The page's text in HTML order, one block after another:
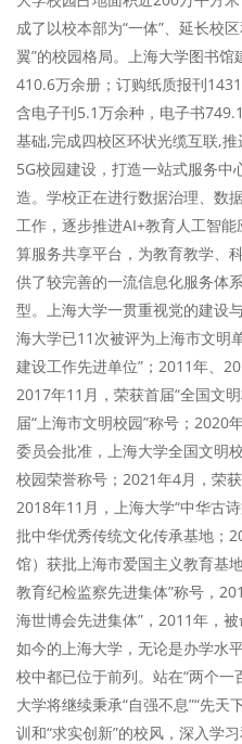
成了以校本部为“一体”、延长校
翼”的校园格局。上海大学图书
410.6万余册；订购纸质报刊
含电子刊5.1万余种，电子书
基础,完成四校区环状光缆互联,
5G校园建设，打造一站式服务
造。学校正在进行数据治理、数
工作，逐步推进AI+教育人工智
算服务共享平台，为教育教学、
供了较完善的一流信息化服务体
型。上海大学一贯重视党的建设
海大学已11次被评为上海市文明
建设工作先进单位”；2011年、
2017年11月，荣获首届“全国文
届“上海市文明校园”称号；2020
委员会批准，上海大学全国文明
校园荣誉称号；2021年4月，荣
2018年11月，上海大学“中华古
批中华优秀传统文化传承基地；
馆）获批上海市爱国主义教育基
教育纪检监察先进集体”称号，
海世博会先进集体”，2011年，被
如今的上海大学，无论是办学水
校中都已位于前列。站在“两个
大学将继续秉承“自强不息”“先天
训和“求实创新”的校风，深入学